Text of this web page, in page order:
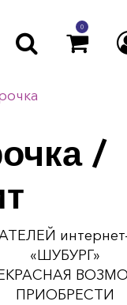
0
/
«ШУБУРГ»
ПРИОБРЕСТИ